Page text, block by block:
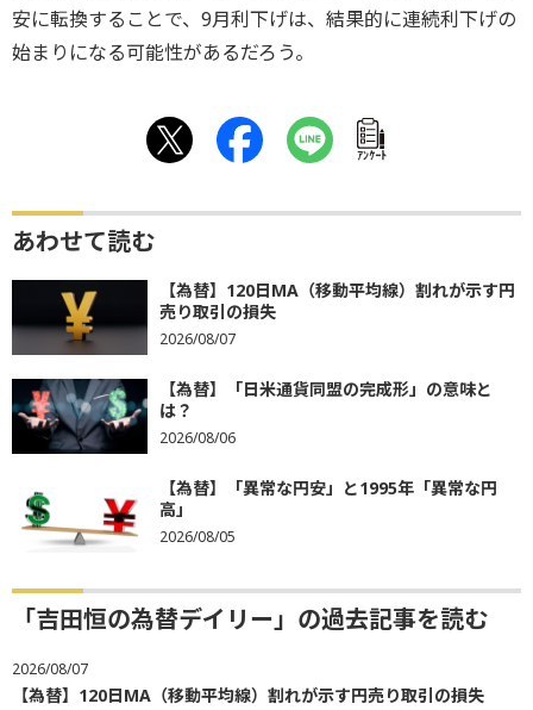
安に転換することで、9月利下げは、結果的に連続利下げの
始まりになる可能性があるだろう。
ｱﾝｹｰﾄ
あわせて読む
【為替】120日MA（移動平均線）割れが示す円
売り取引の損失
2026/08/07
【為替】「日米通貨同盟の完成形」の意味と
は？
2026/08/06
【為替】「異常な円安」と1995年「異常な円
高」
2026/08/05
「吉田恒の為替デイリー」の過去記事を読む
2026/08/07
【為替】120日MA（移動平均線）割れが示す円売り取引の損失